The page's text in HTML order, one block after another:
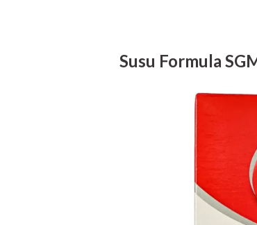
Susu Formula